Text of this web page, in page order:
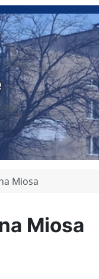
Miosa
Miosa